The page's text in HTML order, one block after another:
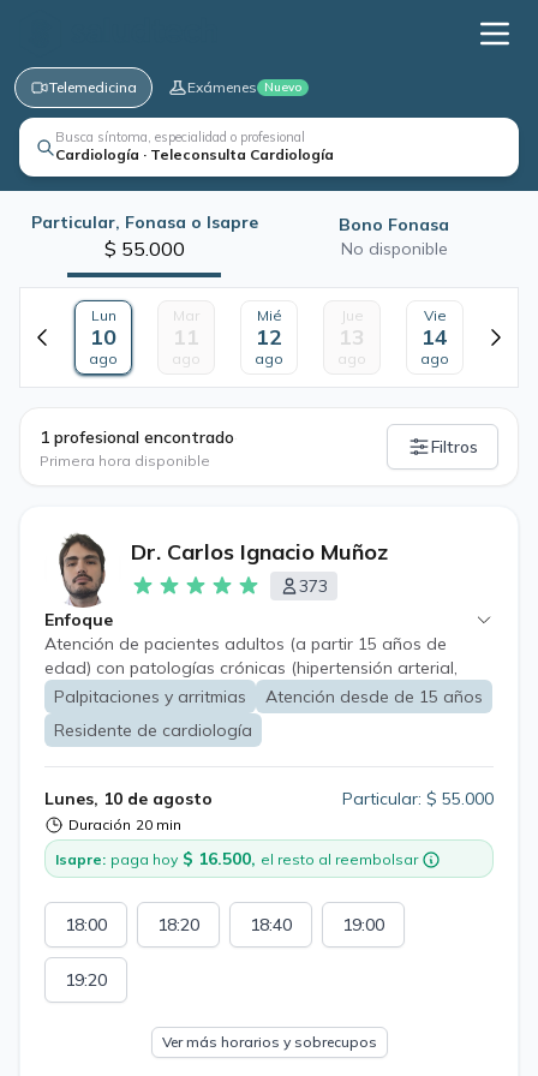
Telemedicina Exámenes Nuevo
Busca síntoma, especialidad o profesional
Cardiología · Teleconsulta Cardiología
Particular, Fonasa o Isapre
$ 55.000
Bono Fonasa
No disponible
Lun
10
ago
Mar
11
ago
Mié
12
ago
Jue
13
ago
Vie
14
ago
1 profesional encontrado
Primera hora disponible
Filtros
Dr. Carlos Ignacio Muñoz
373
Enfoque
Atención de pacientes adultos (a partir 15 años de
edad) con patologías crónicas (hipertensión arterial,
diabetes mellitus, insuficiencia cardíaca, daño hepático
crónico, entre otros) con énfasis en enfermedades
cardiovasculares, tanto en diagnóstico y tratamiento.
Palpitaciones y arritmias
Atención desde de 15 años
Residente de cardiología
Lunes, 10 de agosto
Duración 20 min
Particular: $ 55.000
Isapre: paga hoy $ 16.500, el resto al reembolsar
18:00 18:20 18:40 19:00
19:20
Ver más horarios y sobrecupos